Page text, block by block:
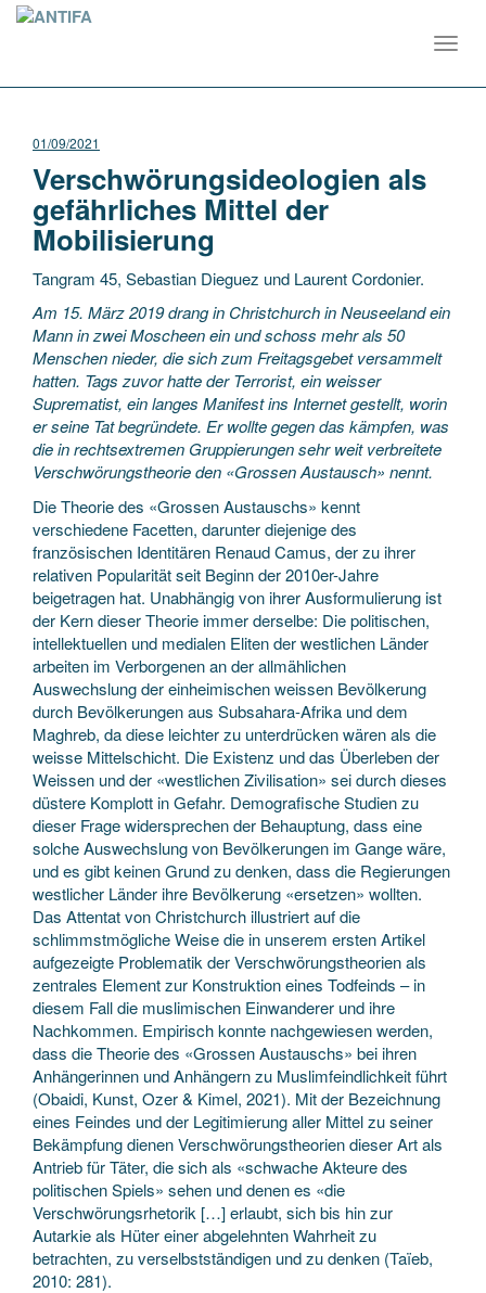
01/09/2021
Verschwörungsideologien als
gefährliches Mittel der
Mobilisierung
Tangram 45, Sebastian Dieguez und Laurent Cordonier.
Am 15. März 2019 drang in Christchurch in Neuseeland ein
Mann in zwei Moscheen ein und schoss mehr als 50
Menschen nieder, die sich zum Freitagsgebet versammelt
hatten. Tags zuvor hatte der Terrorist, ein weisser
Suprematist, ein langes Manifest ins Internet gestellt, worin
er seine Tat begründete. Er wollte gegen das kämpfen, was
die in rechtsextremen Gruppierungen sehr weit verbreitete
Verschwörungstheorie den «Grossen Austausch» nennt.
Die Theorie des «Grossen Austauschs» kennt
verschiedene Facetten, darunter diejenige des
französischen Identitären Renaud Camus, der zu ihrer
relativen Popularität seit Beginn der 2010er-Jahre
beigetragen hat. Unabhängig von ihrer Ausformulierung ist
der Kern dieser Theorie immer derselbe: Die politischen,
intellektuellen und medialen Eliten der westlichen Länder
arbeiten im Verborgenen an der allmählichen
Auswechslung der einheimischen weissen Bevölkerung
durch Bevölkerungen aus Subsahara-Afrika und dem
Maghreb, da diese leichter zu unterdrücken wären als die
weisse Mittelschicht. Die Existenz und das Überleben der
Weissen und der «westlichen Zivilisation» sei durch dieses
düstere Komplott in Gefahr. Demografische Studien zu
dieser Frage widersprechen der Behauptung, dass eine
solche Auswechslung von Bevölkerungen im Gange wäre,
und es gibt keinen Grund zu denken, dass die Regierungen
westlicher Länder ihre Bevölkerung «ersetzen» wollten.
Das Attentat von Christchurch illustriert auf die
schlimmstmögliche Weise die in unserem ersten Artikel
aufgezeigte Problematik der Verschwörungstheorien als
zentrales Element zur Konstruktion eines Todfeinds – in
diesem Fall die muslimischen Einwanderer und ihre
Nachkommen. Empirisch konnte nachgewiesen werden,
dass die Theorie des «Grossen Austauschs» bei ihren
Anhängerinnen und Anhängern zu Muslimfeindlichkeit führt
(Obaidi, Kunst, Ozer & Kimel, 2021). Mit der Bezeichnung
eines Feindes und der Legitimierung aller Mittel zu seiner
Bekämpfung dienen Verschwörungstheorien dieser Art als
Antrieb für Täter, die sich als «schwache Akteure des
politischen Spiels» sehen und denen es «die
Verschwörungsrhetorik […] erlaubt, sich bis hin zur
Autarkie als Hüter einer abgelehnten Wahrheit zu
betrachten, zu verselbstständigen und zu denken (Taïeb,
2010: 281).